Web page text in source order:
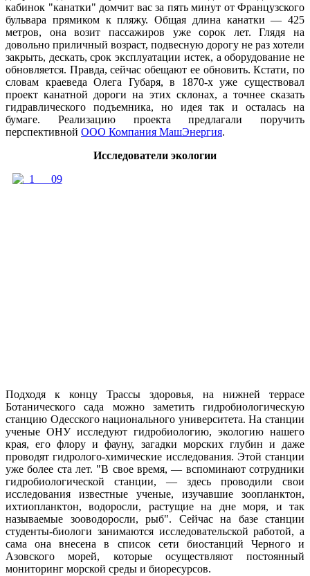
кабинок "канатки" домчит вас за пять минут от Французского
бульвара прямиком к пляжу. Общая длина канатки — 425
метров, она возит пассажиров уже сорок лет. Глядя на
довольно приличный возраст, подвесную дорогу не раз хотели
закрыть, дескать, срок эксплуатации истек, а оборудование не
обновляется. Правда, сейчас обещают ее обновить. Кстати, по
словам краеведа Олега Губаря, в 1870-х уже существовал
проект канатной дороги на этих склонах, а точнее сказать
гидравлического подъемника, но идея так и осталась на
бумаге. Реализацию проекта предлагали поручить
перспективной ООО Компания МашЭнергия.
Исследователи экологии
Подходя к концу Трассы здоровья, на нижней террасе
Ботанического сада можно заметить гидробиологическую
станцию Одесского национального университета. На станции
ученые ОНУ исследуют гидробиологию, экологию нашего
края, его флору и фауну, загадки морских глубин и даже
проводят гидролого-химические исследования. Этой станции
уже более ста лет. "В свое время, — вспоминают сотрудники
гидробиологической станции, — здесь проводили свои
исследования известные ученые, изучавшие зоопланктон,
ихтиопланктон, водоросли, растущие на дне моря, и так
называемые зооводоросли, рыб". Сейчас на базе станции
студенты-биологи занимаются исследовательской работой, а
сама она внесена в список сети биостанций Черного и
Азовского морей, которые осуществляют постоянный
мониторинг морской среды и биоресурсов.